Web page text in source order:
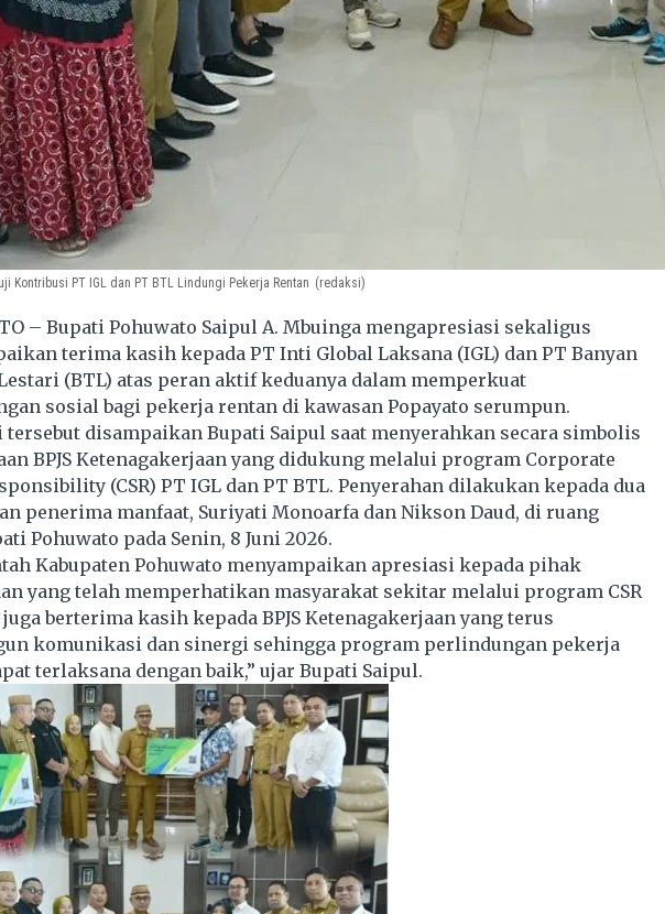
Kontribusi PT IGL dan PT BTL Lindungi Pekerja Rentan (redaksi)
– Bupati Pohuwato Saipul A. Mbuinga mengapresiasi sekaligus
terima kasih kepada PT Inti Global Laksana (IGL) dan PT Banyan
(BTL) atas peran aktif keduanya dalam memperkuat
sosial bagi pekerja rentan di kawasan Popayato serumpun.
tersebut disampaikan Bupati Saipul saat menyerahkan secara simbolis
BPJS Ketenagakerjaanyang didukung melalui program Corporate
(CSR) PT IGL dan PT BTL. Penyerahan dilakukan kepada dua
penerima manfaat, Suriyati Monoarfa dan Nikson Daud, di ruang
Pohuwato pada Senin, 8 Juni 2026.
Kabupaten Pohuwato menyampaikan apresiasi kepada pihak
yang telah memperhatikan masyarakat sekitar melalui program CSR
berterima kasih kepada BPJS Ketenagakerjaan yang terus
komunikasi dan sinergi sehingga program perlindungan pekerja
terlaksana dengan baik,” ujar Bupati Saipul.